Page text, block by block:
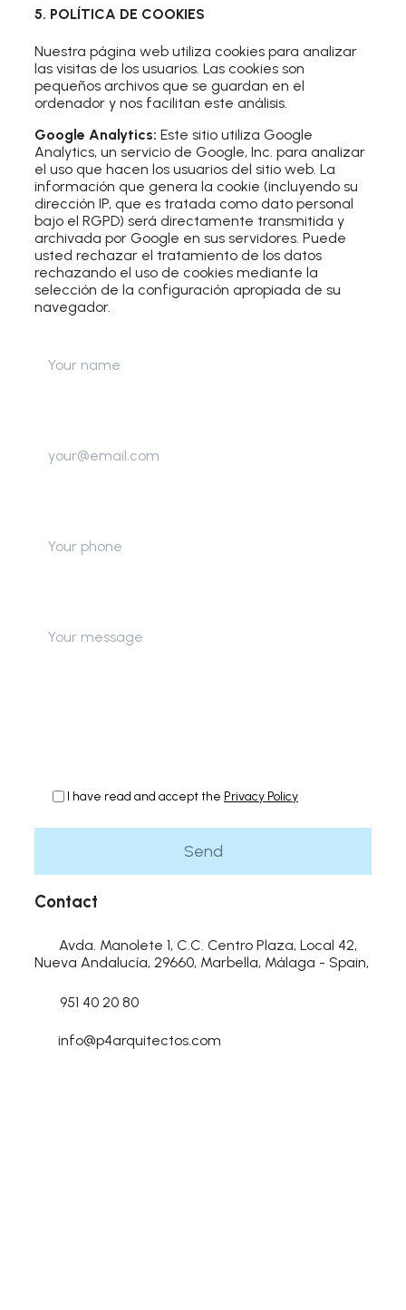
5. POLÍTICA DE COOKIES
Nuestra página web utiliza cookies para analizar
las visitas de los usuarios. Las cookies son
pequeños archivos que se guardan en el
ordenador y nos facilitan este análisis.
Google Analytics: Este sitio utiliza Google
Analytics, un servicio de Google, Inc. para analizar
el uso que hacen los usuarios del sitio web. La
información que genera la cookie (incluyendo su
dirección IP, que es tratada como dato personal
bajo el RGPD) será directamente transmitida y
archivada por Google en sus servidores. Puede
usted rechazar el tratamiento de los datos
rechazando el uso de cookies mediante la
selección de la configuración apropiada de su
navegador.
I have read and accept the Privacy Policy
Contact
Avda. Manolete 1, C.C. Centro Plaza, Local 42,
Nueva Andalucía, 29660, Marbella, Málaga - Spain,
951 40 20 80
info@p4arquitectos.com